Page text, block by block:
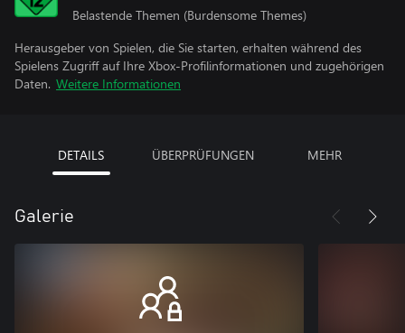
Belastende Themen (Burdensome Themes)
Herausgeber von Spielen, die Sie starten, erhalten während des
Spielens Zugriff auf Ihre Xbox-Profilinformationen und zugehörigen
Daten. Weitere Informationen
DETAILS ÜBERPRÜFUNGEN MEHR
Galerie